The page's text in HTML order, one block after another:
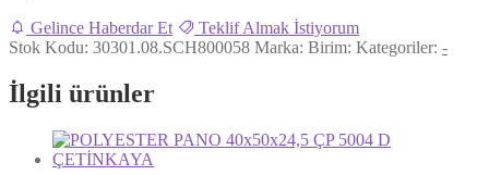
Gelince Haberdar Et
Teklif Almak İstiyorum
Stok Kodu: 30301.08.SCH800058 Marka: Birim: Kategoriler: -
İlgili ürünler